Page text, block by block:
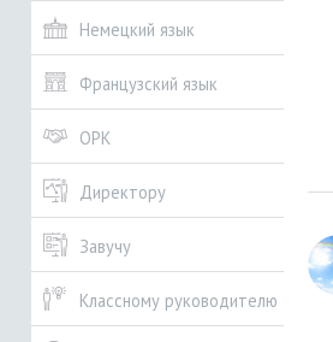
Немецкий язык
Французский язык
ОРК
Директору
Завучу
Классному руководителю